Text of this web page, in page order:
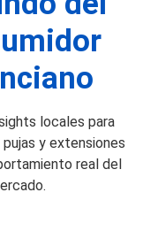
locales para
y extensiones
real del